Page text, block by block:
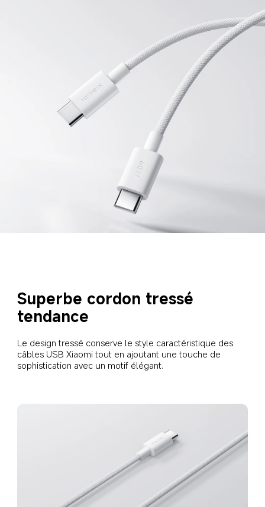
Superbe cordon tressé
tendance
Le design tressé conserve le style caractéristique des
câbles USB Xiaomi tout en ajoutant une touche de
sophistication avec un motif élégant.